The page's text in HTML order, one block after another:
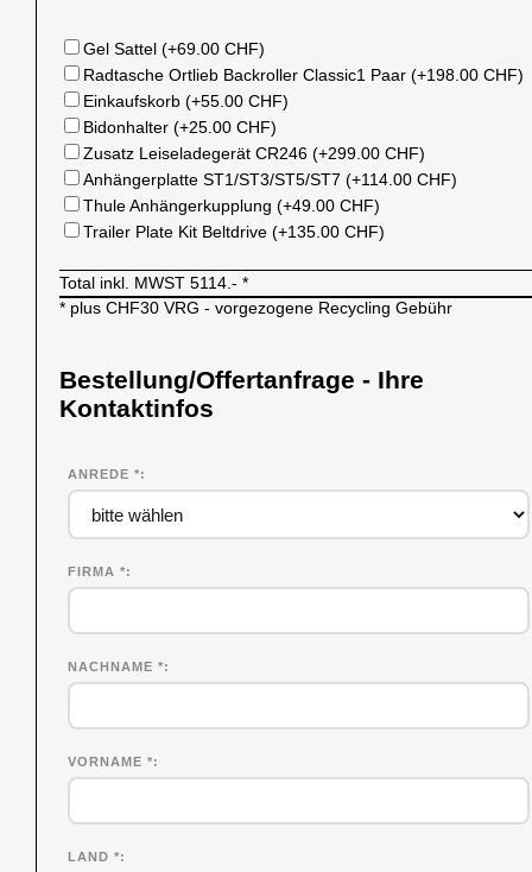
Gel Sattel (+69.00 CHF)
Radtasche Ortlieb Backroller Classic1 Paar (+198.00 CHF)
Einkaufskorb (+55.00 CHF)
Bidonhalter (+25.00 CHF)
Zusatz Leiseladegerät CR246 (+299.00 CHF)
Anhängerplatte ST1/ST3/ST5/ST7 (+114.00 CHF)
Thule Anhängerkupplung (+49.00 CHF)
Trailer Plate Kit Beltdrive (+135.00 CHF)
Total inkl. MWST5114.- *
* plus CHF30 VRG - vorgezogene Recycling Gebühr
Bestellung/Offertanfrage - Ihre
Kontaktinfos
ANREDE *
FIRMA*
NACHNAME*
VORNAME*
LAND *